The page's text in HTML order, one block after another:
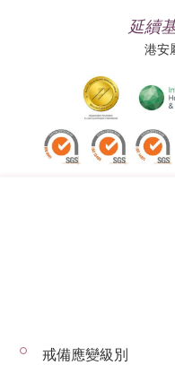
延續
港安
戒備應變級別